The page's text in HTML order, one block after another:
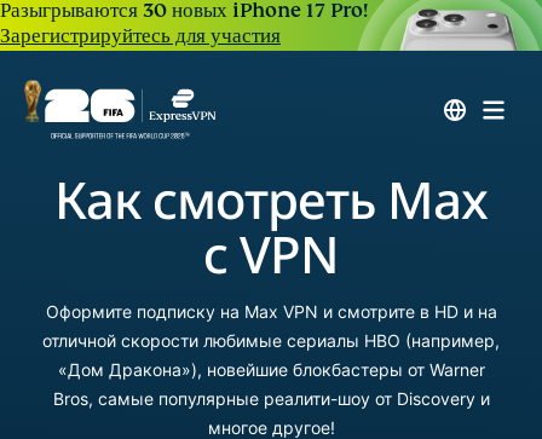
Разыгрываются 30 новых iPhone 17 Pro!
Зарегистрируйтесь для участия
Как смотреть Max
с VPN
Оформите подписку на Max VPN и смотрите в HD и на
отличной скорости любимые сериалы HBO (например,
«Дом Дракона»), новейшие блокбастеры от Warner
Bros, самые популярные реалити-шоу от Discovery и
многое другое!